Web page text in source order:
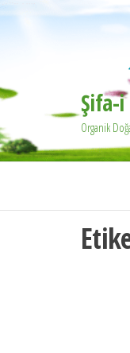
Şifa-i
Organik